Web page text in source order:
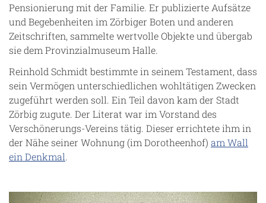
Pensionierung mit der Familie. Er publizierte Aufsätze
und Begebenheiten im Zörbiger Boten und anderen
Zeitschriften, sammelte wertvolle Objekte und übergab
sie dem Provinzialmuseum Halle.
Reinhold Schmidt bestimmte in seinem Testament, dass
sein Vermögen unterschiedlichen wohltätigen Zwecken
zugeführt werden soll. Ein Teil davon kam der Stadt
Zörbig zugute. Der Literat war im Vorstand des
Verschönerungs-Vereins tätig. Dieser errichtete ihm in
der Nähe seiner Wohnung (im Dorotheenhof) am Wall
ein Denkmal.